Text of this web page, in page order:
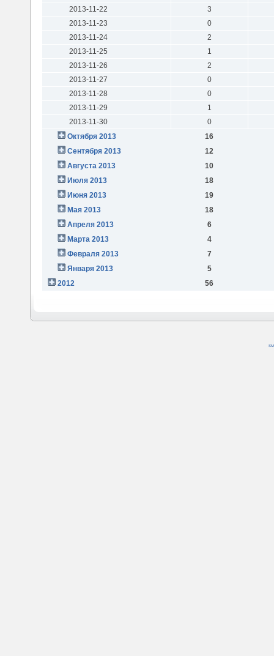
2013-11-22
3
2013-11-23
0
2013-11-24
2
2013-11-25
1
2013-11-26
2
2013-11-27
0
2013-11-28
0
2013-11-29
1
2013-11-30
0
Октября 2013
16
Сентября 2013
12
Августа 2013
10
Июля 2013
18
Июня 2013
19
Мая 2013
18
Апреля 2013
6
Марта 2013
4
Февраля 2013
7
Января 2013
5
2012
56